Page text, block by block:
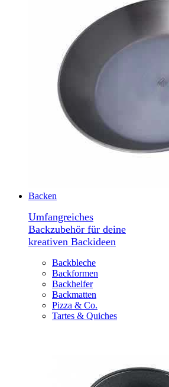
Backen
Umfangreiches
Backzubehör für deine
kreativen Backideen
Backbleche
Backformen
Backhelfer
Backmatten
Pizza & Co.
Tartes & Quiches